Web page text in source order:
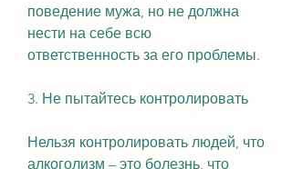
поведение мужа, но не должна
нести на себе всю
ответственность за его проблемы.
3. Не пытайтесь контролировать
Нельзя контролировать людей, что
алкоголизм – это болезнь, что